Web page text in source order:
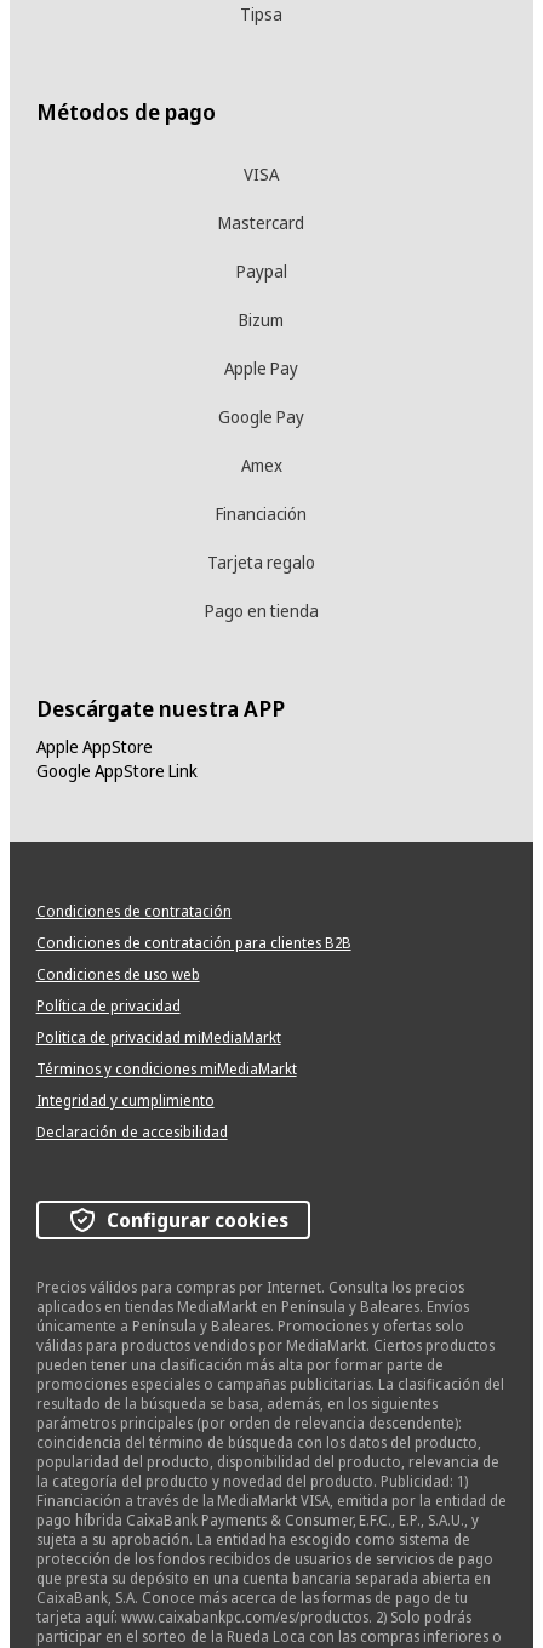
Tipsa
Métodos de pago
VISA
Mastercard
Paypal
Bizum
Apple Pay
Google Pay
Amex
Financiación
Tarjeta regalo
Pago en tienda
Descárgate nuestra APP
Apple AppStore
Google AppStore Link
Condiciones de contratación
Condiciones de contratación para clientes B2B
Condiciones de uso web
Política de privacidad
Politica de privacidad miMediaMarkt
Términos y condiciones miMediaMarkt
Integridad y cumplimiento
Declaración de accesibilidad
Configurar cookies
Precios válidos para compras por Internet. Consulta los precios
aplicados en tiendas MediaMarkt en Península y Baleares. Envíos
únicamente a Península y Baleares. Promociones y ofertas solo
válidas para productos vendidos por MediaMarkt. Ciertos productos
pueden tener una clasificación más alta por formar parte de
promociones especiales o campañas publicitarias. La clasificación del
resultado de la búsqueda se basa, además, en los siguientes
parámetros principales (por orden de relevancia descendente):
coincidencia del término de búsqueda con los datos del producto,
popularidad del producto, disponibilidad del producto, relevancia de
la categoría del producto y novedad del producto. Publicidad: 1)
Financiación a través de la MediaMarkt VISA, emitida por la entidad de
pago híbrida CaixaBank Payments & Consumer, E.F.C., E.P., S.A.U., y
sujeta a su aprobación. La entidad ha escogido como sistema de
protección de los fondos recibidos de usuarios de servicios de pago
que presta su depósito en una cuenta bancaria separada abierta en
CaixaBank, S.A. Conoce más acerca de las formas de pago de tu
tarjeta aquí: www.caixabankpc.com/es/productos. 2) Solo podrás
participar en el sorteo de la Rueda Loca con las compras inferiores o